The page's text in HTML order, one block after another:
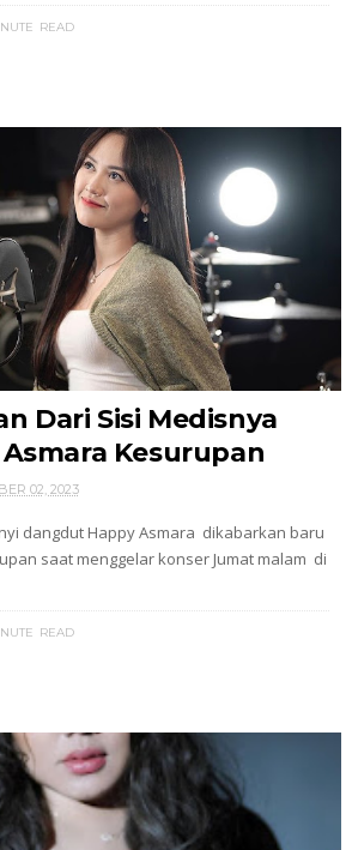
READ
Dari Sisi Medisnya
Kesurupan
02, 2023
dangdut Happy Asmara dikabarkan baru
saat menggelar konser Jumat malam di
READ